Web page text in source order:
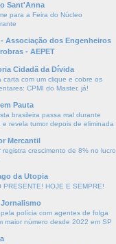
Sant'Anna
para a Feira do Núcleo
Associação dos Engenheiros
- AEPET
Cidadã da Dívida
carta com um clique e cobre os
CPMI do Master, já!
Pauta
brasileira passa mal durante
e revela tumor depois de eliminada
Mercantil
registra crescimento de 8% no lucro
da Utopia
PRESENTE! HOJE E SEMPRE!
Jornalismo
pela polícia com agentes de folga
maior número desde 2022 em SP